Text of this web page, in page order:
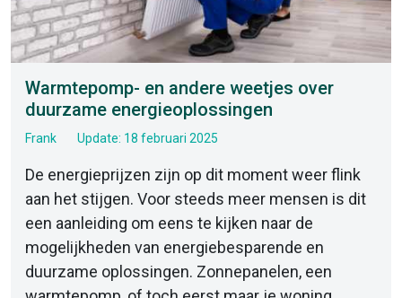
Warmtepomp- en andere weetjes over
duurzame energieoplossingen
Frank Update: 18 februari 2025
De energieprijzen zijn op dit moment weer flink
aan het stijgen. Voor steeds meer mensen is dit
een aanleiding om eens te kijken naar de
mogelijkheden van energiebesparende en
duurzame oplossingen. Zonnepanelen, een